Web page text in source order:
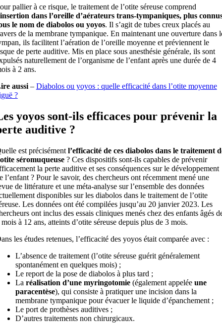
pallier à ce risque, le traitement de l’otite séreuse comprend
dans l’oreille d’aérateurs trans-tympaniques, plus
le nom de diabolos ou yoyos. Il s’agit de tubes creux placés au
de la membrane tympanique. En maintenant une ouverture dans
ils facilitent l’aération de l’oreille moyenne et préviennent le
de perte auditive. Mis en place sous anesthésie générale, ils sont
naturellement de l’organisme de l’enfant après une durée de 4
à 2 ans.
aussi– Diabolos ou yoyos : quelle efficacité dans l’otite moyenne
?
yoyos sont-ils efficaces pour prévenir la
auditive ?
est précisément l’efficacité de ces diabolos dans le traitement
séromuqueuse? Ces dispositifs sont-ils capables de prévenir
la perte auditive et ses conséquences sur le développement
l’enfant ? Pour le savoir, des chercheurs ont récemment mené une
de littérature et une méta-analyse sur l’ensemble des données
disponibles sur les diabolos dans le traitement de l’otite
Les données ont été compilées jusqu’au 20 janvier 2023. Les
ont inclus des essais cliniques menés chez des enfants âgés
à 12 ans, atteints d’otite séreuse depuis plus de 3 mois.
les études retenues, l’efficacité des yoyos était comparée avec :
L’absence de traitement (l’otite séreuse guérit généralement
spontanément en quelques mois) ;
Le report de la pose de diabolos à plus tard ;
La réalisation d’une myringotomie(également appelée une
paracentèse), qui consiste à pratiquer une incision dans la
membrane tympanique pour évacuer le liquide d’épanchement ;
Le port de prothèses auditives ;
D’autres traitements non chirurgicaux.